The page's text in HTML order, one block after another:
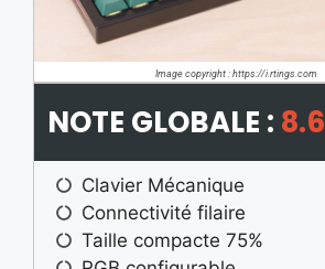
Image copyright : https://i.rtings.com
NOTE GLOBALE : 8.6
Clavier Mécanique
Connectivité filaire
Taille compacte 75%